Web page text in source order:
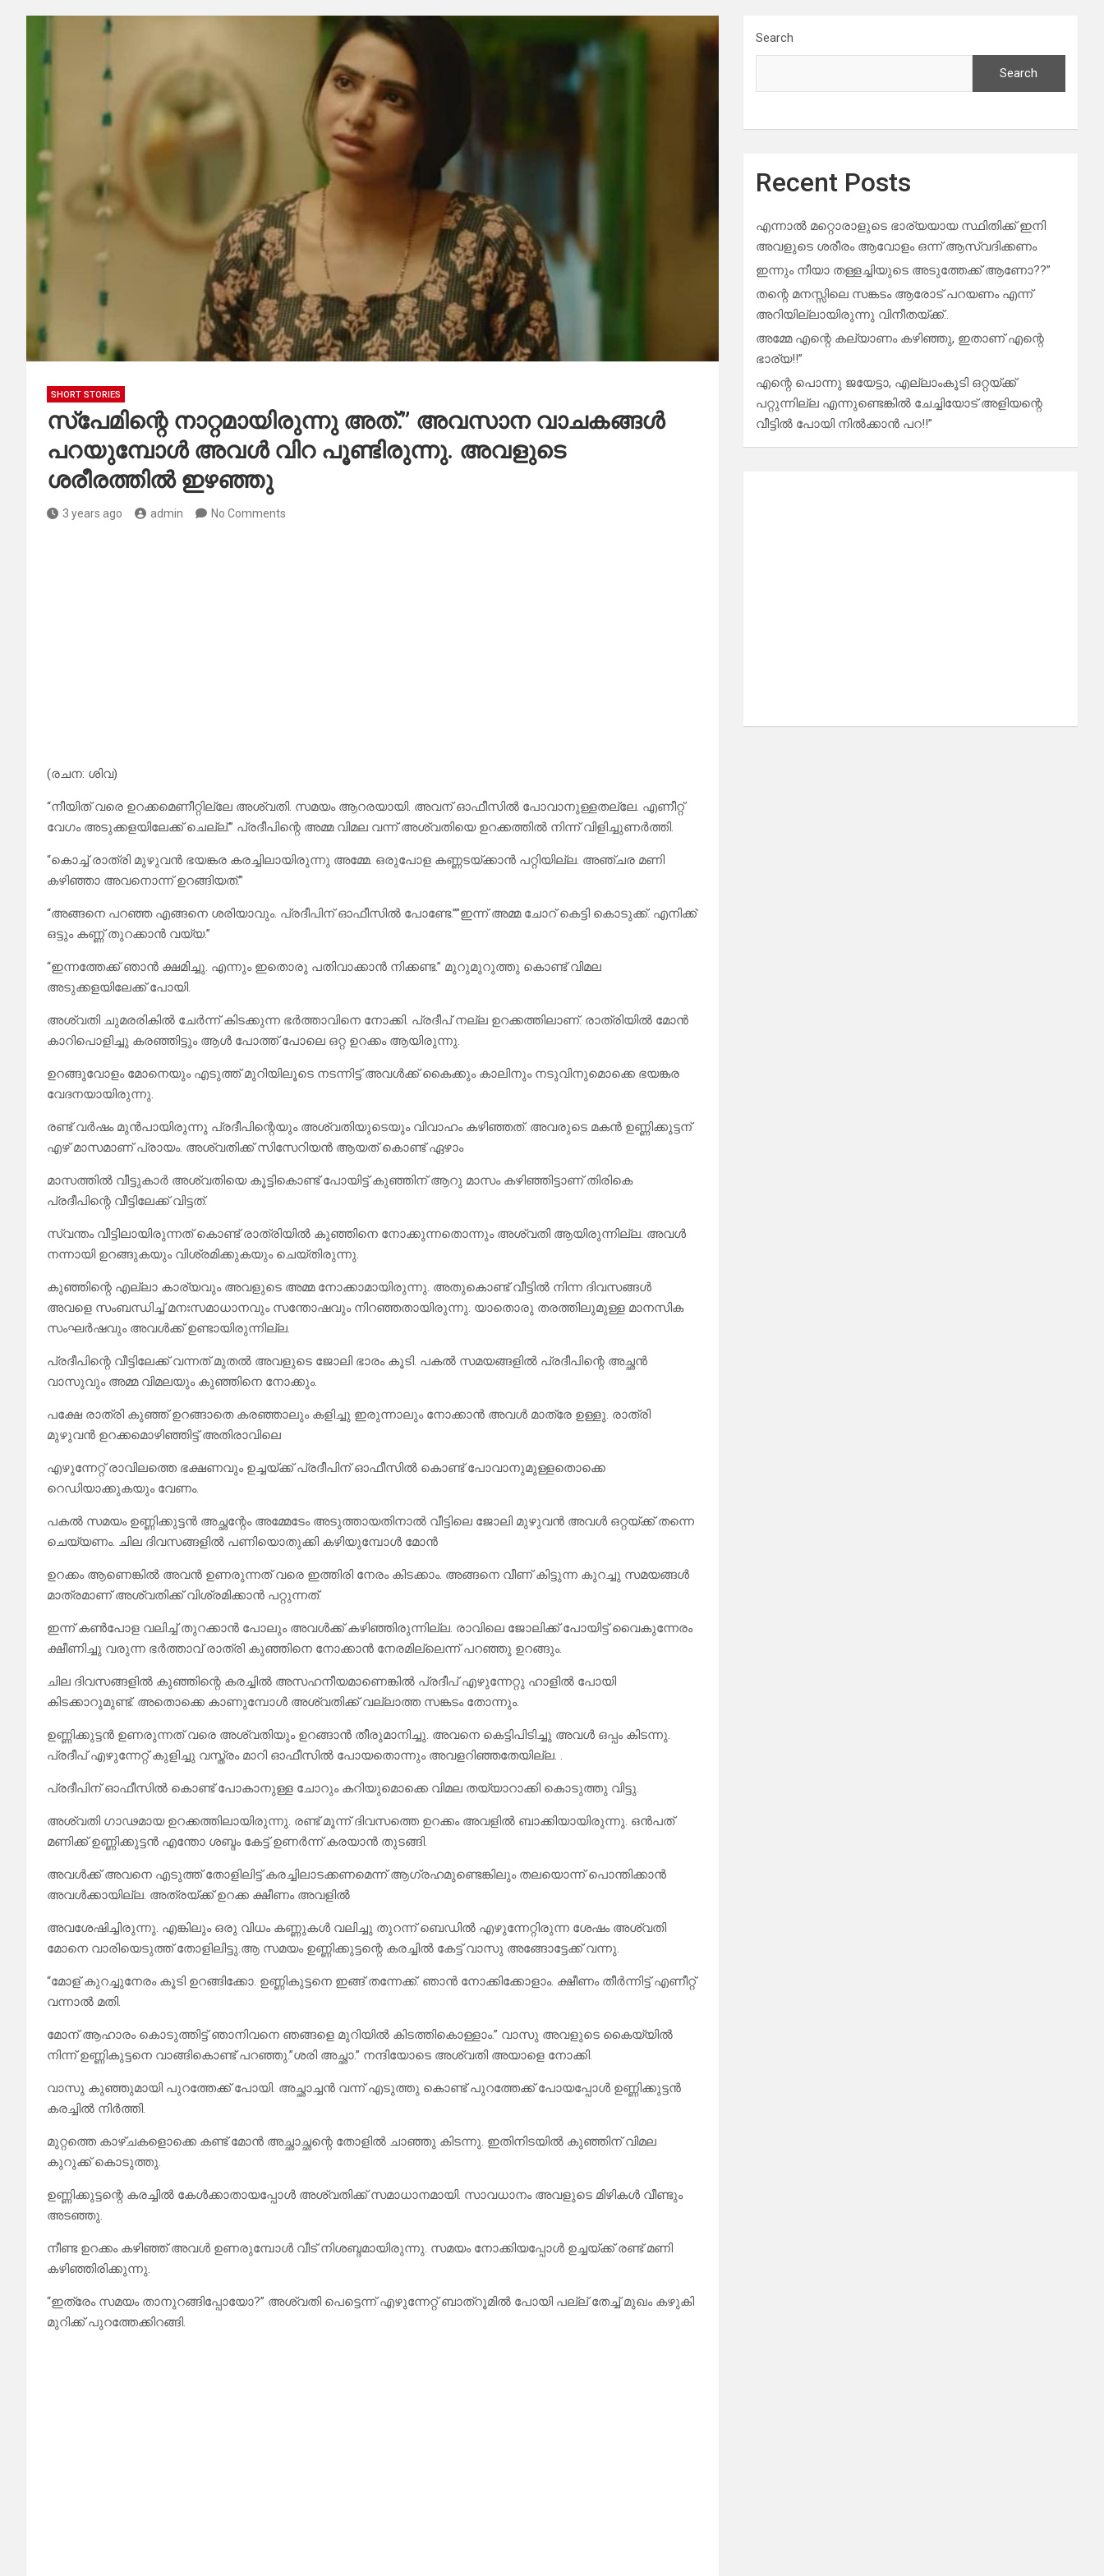
SHORT STORIES
സ്‌പേമിന്റെ നാറ്റമായിരുന്നു അത്.” അവസാന വാചകങ്ങൾ
പറയുമ്പോൾ അവൾ വിറ പൂണ്ടിരുന്നു. അവളുടെ
ശരീരത്തിൽ ഇഴഞ്ഞു
3 years ago admin No Comments
(രചന: ശിവ)
“നീയിത് വരെ ഉറക്കമെണീറ്റില്ലേ അശ്വതി. സമയം ആറരയായി. അവന് ഓഫീസിൽ പോവാനുള്ളതല്ലേ. എണീറ്റ്
വേഗം അടുക്കളയിലേക്ക് ചെല്ല്.” പ്രദീപിന്റെ അമ്മ വിമല വന്ന് അശ്വതിയെ ഉറക്കത്തിൽ നിന്ന് വിളിച്ചുണർത്തി.
“കൊച്ച് രാത്രി മുഴുവൻ ഭയങ്കര കരച്ചിലായിരുന്നു അമ്മേ. ഒരുപോള കണ്ണടയ്ക്കാൻ പറ്റിയില്ല. അഞ്ചര മണി
കഴിഞ്ഞാ അവനൊന്ന് ഉറങ്ങിയത്.”
“അങ്ങനെ പറഞ്ഞ എങ്ങനെ ശരിയാവും. പ്രദീപിന് ഓഫീസിൽ പോണ്ടേ.””ഇന്ന് അമ്മ ചോറ് കെട്ടി കൊടുക്ക്. എനിക്ക്
ഒട്ടും കണ്ണ് തുറക്കാൻ വയ്യ.”
“ഇന്നത്തേക്ക് ഞാൻ ക്ഷമിച്ചു. എന്നും ഇതൊരു പതിവാക്കാൻ നിക്കണ്ട.” മുറുമുറുത്തു കൊണ്ട് വിമല
അടുക്കളയിലേക്ക് പോയി.
അശ്വതി ചുമരരികിൽ ചേർന്ന് കിടക്കുന്ന ഭർത്താവിനെ നോക്കി. പ്രദീപ് നല്ല ഉറക്കത്തിലാണ്. രാത്രിയിൽ മോൻ
കാറിപൊളിച്ചു കരഞ്ഞിട്ടും ആൾ പോത്ത് പോലെ ഒറ്റ ഉറക്കം ആയിരുന്നു.
ഉറങ്ങുവോളം മോനെയും എടുത്ത് മുറിയിലൂടെ നടന്നിട്ട് അവൾക്ക് കൈക്കും കാലിനും നടുവിനുമൊക്കെ ഭയങ്കര
വേദനയായിരുന്നു.
രണ്ട് വർഷം മുൻപായിരുന്നു പ്രദീപിന്റെയും അശ്വതിയുടെയും വിവാഹം കഴിഞ്ഞത്. അവരുടെ മകൻ ഉണ്ണിക്കുട്ടന്
എഴ് മാസമാണ് പ്രായം. അശ്വതിക്ക് സിസേറിയൻ ആയത് കൊണ്ട് ഏഴാം
മാസത്തിൽ വീട്ടുകാർ അശ്വതിയെ കൂട്ടികൊണ്ട് പോയിട്ട് കുഞ്ഞിന് ആറു മാസം കഴിഞ്ഞിട്ടാണ് തിരികെ
പ്രദീപിന്റെ വീട്ടിലേക്ക് വിട്ടത്.
സ്വന്തം വീട്ടിലായിരുന്നത് കൊണ്ട് രാത്രിയിൽ കുഞ്ഞിനെ നോക്കുന്നതൊന്നും അശ്വതി ആയിരുന്നില്ല. അവൾ
നന്നായി ഉറങ്ങുകയും വിശ്രമിക്കുകയും ചെയ്തിരുന്നു.
കുഞ്ഞിന്റെ എല്ലാ കാര്യവും അവളുടെ അമ്മ നോക്കാമായിരുന്നു. അതുകൊണ്ട് വീട്ടിൽ നിന്ന ദിവസങ്ങൾ
അവളെ സംബന്ധിച്ച് മനഃസമാധാനവും സന്തോഷവും നിറഞ്ഞതായിരുന്നു. യാതൊരു തരത്തിലുമുള്ള മാനസിക
സംഘർഷവും അവൾക്ക് ഉണ്ടായിരുന്നില്ല.
പ്രദീപിന്റെ വീട്ടിലേക്ക് വന്നത് മുതൽ അവളുടെ ജോലി ഭാരം കൂടി. പകൽ സമയങ്ങളിൽ പ്രദീപിന്റെ അച്ഛൻ
വാസുവും അമ്മ വിമലയും കുഞ്ഞിനെ നോക്കും.
പക്ഷേ രാത്രി കുഞ്ഞ് ഉറങ്ങാതെ കരഞ്ഞാലും കളിച്ചു ഇരുന്നാലും നോക്കാൻ അവൾ മാത്രേ ഉള്ളു. രാത്രി
മുഴുവൻ ഉറക്കമൊഴിഞ്ഞിട്ട് അതിരാവിലെ
എഴുന്നേറ്റ് രാവിലത്തെ ഭക്ഷണവും ഉച്ചയ്ക്ക് പ്രദീപിന് ഓഫീസിൽ കൊണ്ട് പോവാനുമുള്ളതൊക്കെ
റെഡിയാക്കുകയും വേണം.
പകൽ സമയം ഉണ്ണിക്കുട്ടൻ അച്ഛന്റേം അമ്മേടേം അടുത്തായതിനാൽ വീട്ടിലെ ജോലി മുഴുവൻ അവൾ ഒറ്റയ്ക്ക് തന്നെ
ചെയ്യണം. ചില ദിവസങ്ങളിൽ പണിയൊതുക്കി കഴിയുമ്പോൾ മോൻ
ഉറക്കം ആണെങ്കിൽ അവൻ ഉണരുന്നത് വരെ ഇത്തിരി നേരം കിടക്കാം. അങ്ങനെ വീണ് കിട്ടുന്ന കുറച്ചു സമയങ്ങൾ
മാത്രമാണ് അശ്വതിക്ക് വിശ്രമിക്കാൻ പറ്റുന്നത്.
ഇന്ന് കൺപോള വലിച്ച് തുറക്കാൻ പോലും അവൾക്ക് കഴിഞ്ഞിരുന്നില്ല. രാവിലെ ജോലിക്ക് പോയിട്ട് വൈകുന്നേരം
ക്ഷീണിച്ചു വരുന്ന ഭർത്താവ് രാത്രി കുഞ്ഞിനെ നോക്കാൻ നേരമില്ലെന്ന് പറഞ്ഞു ഉറങ്ങും.
ചില ദിവസങ്ങളിൽ കുഞ്ഞിന്റെ കരച്ചിൽ അസഹനീയമാണെങ്കിൽ പ്രദീപ് എഴുന്നേറ്റു ഹാളിൽ പോയി
കിടക്കാറുമുണ്ട്. അതൊക്കെ കാണുമ്പോൾ അശ്വതിക്ക് വല്ലാത്ത സങ്കടം തോന്നും.
ഉണ്ണിക്കുട്ടൻ ഉണരുന്നത് വരെ അശ്വതിയും ഉറങ്ങാൻ തീരുമാനിച്ചു. അവനെ കെട്ടിപിടിച്ചു അവൾ ഒപ്പം കിടന്നു.
പ്രദീപ് എഴുന്നേറ്റ് കുളിച്ചു വസ്ത്രം മാറി ഓഫീസിൽ പോയതൊന്നും അവളറിഞ്ഞതേയില്ല. .
പ്രദീപിന് ഓഫീസിൽ കൊണ്ട് പോകാനുള്ള ചോറും കറിയുമൊക്കെ വിമല തയ്യാറാക്കി കൊടുത്തു വിട്ടു.
അശ്വതി ഗാഢമായ ഉറക്കത്തിലായിരുന്നു. രണ്ട് മൂന്ന് ദിവസത്തെ ഉറക്കം അവളിൽ ബാക്കിയായിരുന്നു. ഒൻപത്
മണിക്ക് ഉണ്ണിക്കുട്ടൻ എന്തോ ശബ്ദം കേട്ട് ഉണർന്ന് കരയാൻ തുടങ്ങി.
അവൾക്ക് അവനെ എടുത്ത് തോളിലിട്ട് കരച്ചിലാടക്കണമെന്ന് ആഗ്രഹമുണ്ടെങ്കിലും തലയൊന്ന് പൊന്തിക്കാൻ
അവൾക്കായില്ല. അത്രയ്ക്ക് ഉറക്ക ക്ഷീണം അവളിൽ
അവശേഷിച്ചിരുന്നു. എങ്കിലും ഒരു വിധം കണ്ണുകൾ വലിച്ചു തുറന്ന് ബെഡിൽ എഴുന്നേറ്റിരുന്ന ശേഷം അശ്വതി
മോനെ വാരിയെടുത്ത് തോളിലിട്ടു.ആ സമയം ഉണ്ണിക്കുട്ടന്റെ കരച്ചിൽ കേട്ട് വാസു അങ്ങോട്ടേക്ക് വന്നു.
“മോള് കുറച്ചുനേരം കൂടി ഉറങ്ങിക്കോ. ഉണ്ണികുട്ടനെ ഇങ്ങ് തന്നേക്ക്. ഞാൻ നോക്കിക്കോളാം. ക്ഷീണം തീർന്നിട്ട് എണീറ്റ്
വന്നാൽ മതി.
മോന് ആഹാരം കൊടുത്തിട്ട് ഞാനിവനെ ഞങ്ങളെ മുറിയിൽ കിടത്തികൊള്ളാം.” വാസു അവളുടെ കൈയ്യിൽ
നിന്ന് ഉണ്ണികുട്ടനെ വാങ്ങികൊണ്ട് പറഞ്ഞു.”ശരി അച്ഛാ.” നന്ദിയോടെ അശ്വതി അയാളെ നോക്കി.
വാസു കുഞ്ഞുമായി പുറത്തേക്ക് പോയി. അച്ഛാച്ചൻ വന്ന് എടുത്തു കൊണ്ട് പുറത്തേക്ക് പോയപ്പോൾ ഉണ്ണിക്കുട്ടൻ
കരച്ചിൽ നിർത്തി.
മുറ്റത്തെ കാഴ്ചകളൊക്കെ കണ്ട് മോൻ അച്ഛാച്ഛന്റെ തോളിൽ ചാഞ്ഞു കിടന്നു. ഇതിനിടയിൽ കുഞ്ഞിന് വിമല
കുറുക്ക് കൊടുത്തു.
ഉണ്ണിക്കുട്ടന്റെ കരച്ചിൽ കേൾക്കാതായപ്പോൾ അശ്വതിക്ക് സമാധാനമായി. സാവധാനം അവളുടെ മിഴികൾ വീണ്ടും
അടഞ്ഞു.
നീണ്ട ഉറക്കം കഴിഞ്ഞ് അവൾ ഉണരുമ്പോൾ വീട് നിശബ്ദമായിരുന്നു. സമയം നോക്കിയപ്പോൾ ഉച്ചയ്ക്ക് രണ്ട് മണി
കഴിഞ്ഞിരിക്കുന്നു.
“ഇത്രേം സമയം താനുറങ്ങിപ്പോയോ?” അശ്വതി പെട്ടെന്ന് എഴുന്നേറ്റ് ബാത്‌റൂമിൽ പോയി പല്ല് തേച്ച് മുഖം കഴുകി
മുറിക്ക് പുറത്തേക്കിറങ്ങി.
Search
Search
Recent Posts
എന്നാൽ മറ്റൊരാളുടെ ഭാര്യയായ സ്ഥിതിക്ക് ഇനി
അവളുടെ ശരീരം ആവോളം ഒന്ന് ആസ്വദിക്കണം
ഇന്നും നീയാ തള്ളച്ചിയുടെ അടുത്തേക്ക് ആണോ??”
തന്റെ മനസ്സിലെ സങ്കടം ആരോട് പറയണം എന്ന്
അറിയില്ലായിരുന്നു വിനീതയ്ക്ക്..
അമ്മേ എന്റെ കല്യാണം കഴിഞ്ഞു, ഇതാണ് എന്റെ
ഭാര്യ!!”
എന്റെ പൊന്നു ജയേട്ടാ, എല്ലാംകൂടി ഒറ്റയ്ക്ക്
പറ്റുന്നില്ല എന്നുണ്ടെങ്കിൽ ചേച്ചിയോട് അളിയന്റെ
വീട്ടിൽ പോയി നിൽക്കാൻ പറ!!”